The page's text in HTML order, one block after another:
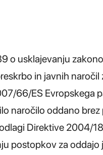
o usklajevanju
in javnih naročil
66/ES Evropskega
naročilo oddano
Direktive 2004/
postopkov za